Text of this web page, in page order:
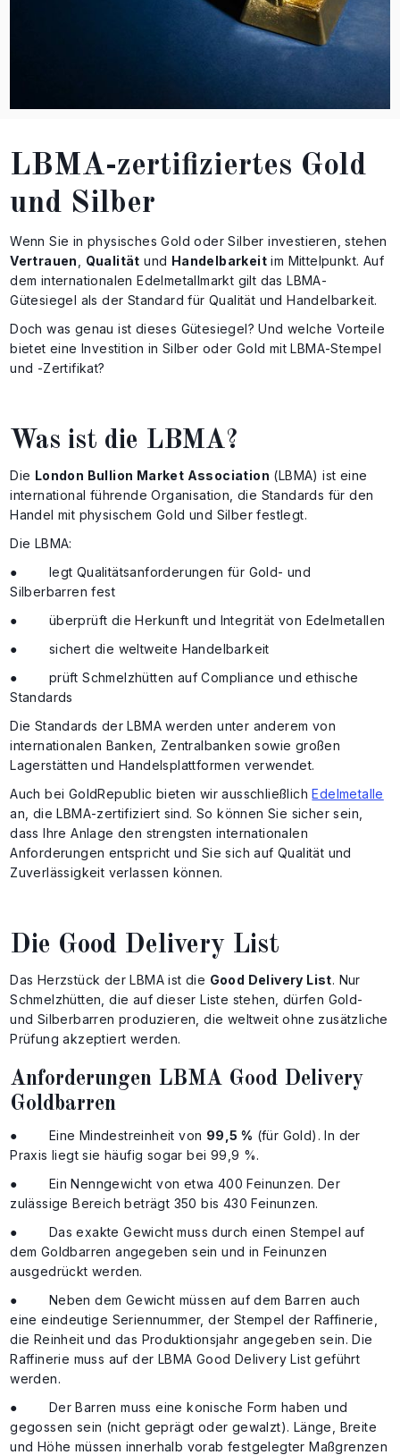
LBMA-zertifiziertes Gold
und Silber
Wenn Sie in physisches Gold oder Silber investieren, stehen
Vertrauen
Qualität und Handelbarkeit im Mittelpunkt. Auf
dem internationalen Edelmetallmarkt gilt das LBMA-
Gütesiegel als der Standard für Qualität und Handelbarkeit.
Doch was genau ist dieses Gütesiegel? Und welche Vorteile
bietet eine Investition in Silber oder Gold mit LBMA-Stempel
und -Zertifikat?
Was ist die LBMA?
Die London Bullion Market Association (LBMA) ist eine
international führende Organisation, die Standards für den
Handel mit physischem Gold und Silber festlegt.
Die LBMA:
● legt Qualitätsanforderungen für Gold- und
Silberbarren fest
● überprüft die Herkunft und Integrität von Edelmetallen
● sichert die weltweite Handelbarkeit
● prüft Schmelzhütten auf Compliance und ethische
Standards
Die Standards der LBMA werden unter anderem von
internationalen Banken, Zentralbanken sowie großen
Lagerstätten und Handelsplattformen verwendet.
Auch bei GoldRepublic bieten wir ausschließlichEdelmetalle
an, die LBMA-zertifiziert sind. So können Sie sicher sein,
dass Ihre Anlage den strengsten internationalen
Anforderungen entspricht und Sie sich auf Qualität und
Zuverlässigkeit verlassen können.
Die Good Delivery List
Das Herzstück der LBMA ist die Good Delivery List. Nur
Schmelzhütten, die auf dieser Liste stehen, dürfen Gold-
und Silberbarren produzieren, die weltweit ohne zusätzliche
Prüfung akzeptiert werden.
Anforderungen LBMA Good Delivery
Goldbarren
● Eine Mindestreinheit von 99,5 % (für Gold). In der
Praxis liegt sie häufig sogar bei 99,9 %.
● Ein Nenngewicht von etwa 400 Feinunzen. Der
zulässige Bereich beträgt 350 bis 430 Feinunzen.
● Das exakte Gewicht muss durch einen Stempel auf
dem Goldbarren angegeben sein und in Feinunzen
ausgedrückt werden.
● Neben dem Gewicht müssen auf dem Barren auch
eine eindeutige Seriennummer, der Stempel der Raffinerie,
die Reinheit und das Produktionsjahr angegeben sein. Die
Raffinerie muss auf der LBMA Good Delivery List geführt
werden.
● Der Barren muss eine konische Form haben und
gegossen sein (nicht geprägt oder gewalzt). Länge, Breite
und Höhe müssen innerhalb vorab festgelegter Maßgrenzen